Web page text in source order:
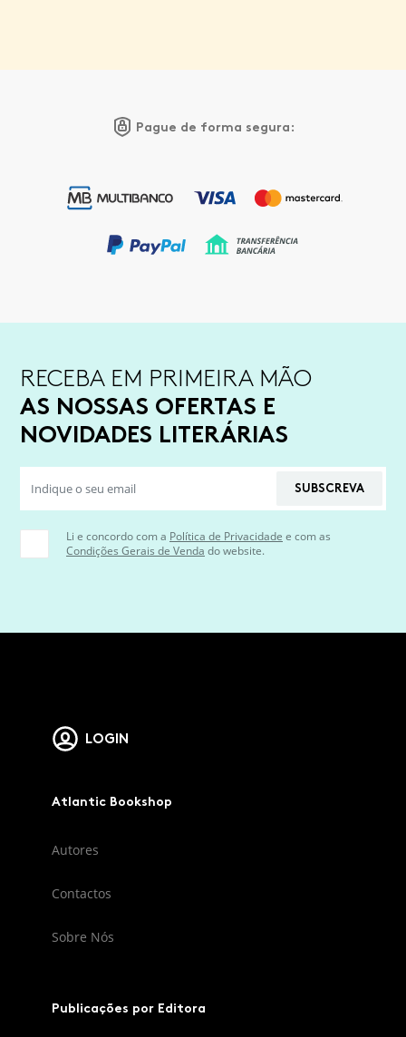
Pague de forma segura:
RECEBA EM PRIMEIRA MÃO
AS NOSSAS OFERTAS E
NOVIDADES LITERÁRIAS
SUBSCREVA
Li e concordo com a Política de Privacidade e com as
Condições Gerais de Venda do website.
LOGIN
Atlantic Bookshop
Autores
Contactos
Sobre Nós
Publicações por Editora